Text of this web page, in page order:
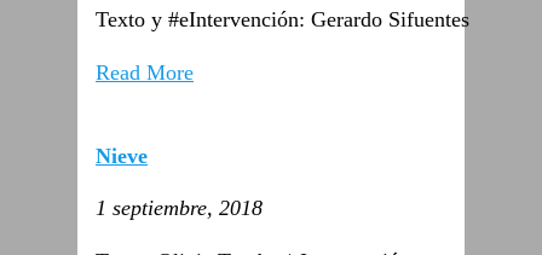
Texto y #eIntervención: Gerardo Sifuentes
Read More
Nieve
1 septiembre, 2018